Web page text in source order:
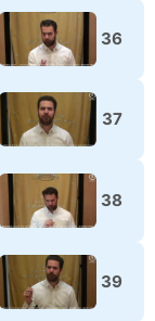
36
37
38
39